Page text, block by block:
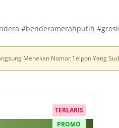
#benderamerahputih
Menekan Nomor Telpon Yang
TERLARIS
PROMO